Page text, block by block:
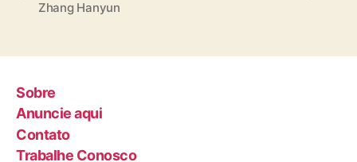
Zhang Hanyun
Sobre
Anuncie aqui
Contato
Trabalhe Conosco